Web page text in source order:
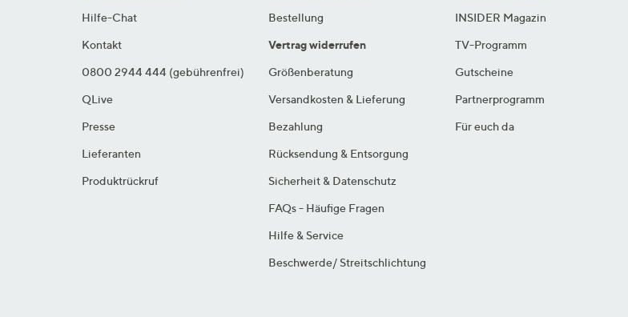
Hilfe-Chat
Kontakt
0800 2944 444 (gebührenfrei)
QLive
Presse
Lieferanten
Produktrückruf
Bestellung
Vertrag widerrufen
Größenberatung
Versandkosten & Lieferung
Bezahlung
Rücksendung & Entsorgung
Sicherheit & Datenschutz
FAQs - Häufige Fragen
Hilfe & Service
Beschwerde/ Streitschlichtung
INSIDER Magazin
TV-Programm
Gutscheine
Partnerprogramm
Für euch da